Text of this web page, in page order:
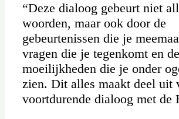
“Deze dialoog gebeurt niet
woorden, maar ook door de
gebeurtenissen die je
vragen die je tegenkomt en de
moeilijkheden die je onder
zien. Dit alles maakt deel uit
voortdurende dialoog met de